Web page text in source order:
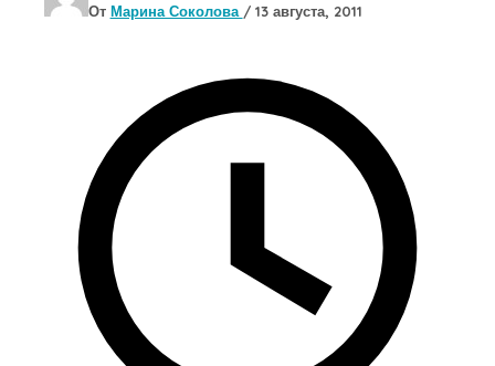
От Марина Соколова / 13 августа, 2011